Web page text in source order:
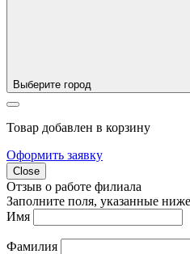
Выберите город
Товар добавлен в корзину
Оформить заявку
Close
Отзыв о работе филиала
Заполните поля, указанные ниже
Имя
Фамилия